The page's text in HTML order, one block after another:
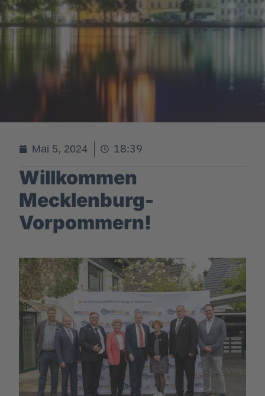
Mai 5, 2024 18:39
Willkommen
Mecklenburg-
Vorpommern!